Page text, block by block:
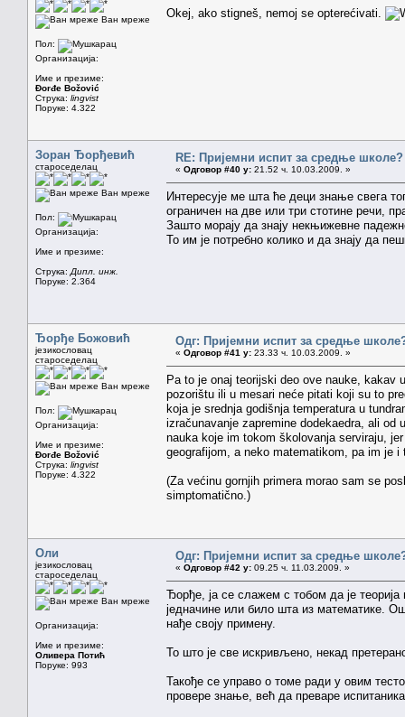
Ван мреже
Пол:
Организација:
Име и презиме:
Đorđe Božović
Струка: lingvist
Поруке: 4.322
Okej, ako stigneš, nemoj se opterećivati.
Зоран Ђорђевић
староседелац
Ван мреже
Пол:
Организација:
Име и презиме:
Струка: Дипл. инж.
Поруке: 2.364
RE: Пријемни испит за средње школе?
« Одговор #40 у: 21.52 ч. 10.03.2009. »
Интересује ме шта ће деци знање свега
ограничен на две или три стотине речи,
Зашто морају да знају некњижевне
То им је потребно колико и да знају да
Ђорђе Божовић
језикословац
староседелац
Ван мреже
Пол:
Организација:
Име и презиме:
Đorđe Božović
Струка: lingvist
Поруке: 4.322
Одг: Пријемни испит за средње
« Одговор #41 у: 23.33 ч. 10.03.2009. »
Pa to je onaj teorijski deo ove nauke, kakav
pozorištu ili u mesari neće pitati koji su to
koja je srednja godišnja temperatura u
izračunavanje zapremine dodekaedra, ali
nauka koje im tokom školovanja serviraju,
geografijom, a neko matematikom, pa im je
(Za većinu gornjih primera morao sam se
simptomatično.)
Оли
језикословац
староседелац
Ван мреже
Организација:
Име и презиме:
Оливера Потић
Поруке: 993
Одг: Пријемни испит за средње
« Одговор #42 у: 09.25 ч. 11.03.2009. »
Ђорђе, ја се слажем с тобом да је
једначине или било шта из математике.
нађе своју примену.
То што је све искривљено, некад
Такође се управо о томе ради у овим
провере знање, већ да преваре